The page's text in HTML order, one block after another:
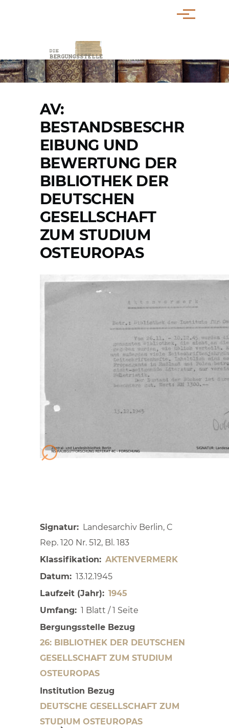
Menü
PFADNAVIGATION
AV:
BESTANDSBESCHR
EIBUNG UND
BEWERTUNG DER
BIBLIOTHEK DER
DEUTSCHEN
GESELLSCHAFT
ZUM STUDIUM
OSTEUROPAS
Signatur
Landesarchiv Berlin, C
Rep. 120 Nr. 512, Bl. 183
Klassifikation
AKTENVERMERK
Datum
13.12.1945
Laufzeit (Jahr)
1945
Umfang
1 Blatt / 1 Seite
Bergungsstelle Bezug
26: BIBLIOTHEK DER DEUTSCHEN
GESELLSCHAFT ZUM STUDIUM
OSTEUROPAS
Institution Bezug
DEUTSCHE GESELLSCHAFT ZUM
STUDIUM OSTEUROPAS